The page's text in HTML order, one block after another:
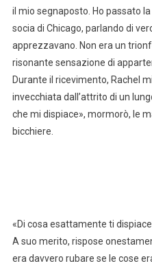
il mio segnaposto. Ho passato
socia di Chicago, parlando di
apprezzavano. Non era un
risonante sensazione di
Durante il ricevimento, Rachel
invecchiata dall’attrito di un
che mi dispiace», mormorò, le
bicchiere.
«Di cosa esattamente ti
A suo merito, rispose
era davvero rubare se le cose